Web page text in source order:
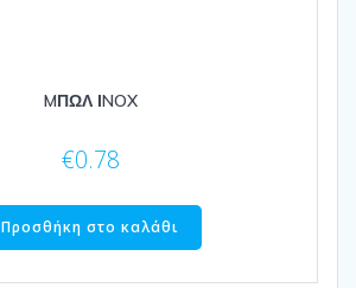
MΠΩΛ ΙNOX
€0.78
Προσθήκη στο καλάθι